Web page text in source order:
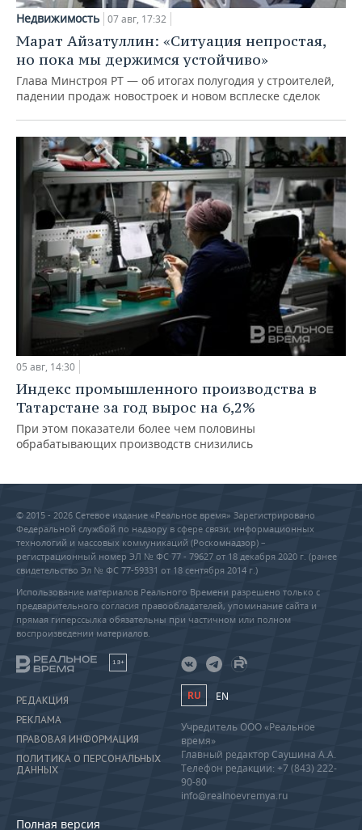
Недвижимость 07 авг, 17:32
Марат Айзатуллин: «Ситуация непростая,
но пока мы держимся устойчиво»
Глава Минстроя РТ — об итогах полугодия у строителей,
падении продаж новостроек и новом всплеске сделок
05 авг, 14:30
Индекс промышленного производства в
Татарстане за год вырос на 6,2%
При этом показатели более чем половины
обрабатывающих производств снизились
© 2015 - 2026 Сетевое издание «Реальное время» Зарегистрировано
Федеральной службой по надзору в сфере связи, информационных
технологий и массовых коммуникаций (Роскомнадзор) –
регистрационный номер ЭЛ № ФС 77 - 79627 от 18 декабря 2020 г. (ранее
свидетельство Эл № ФС 77-59331 от 18 сентября 2014 г.)
Использование материалов Реального Времени разрешено только с
предварительного согласия правообладателей, упоминание сайта и
прямая гиперссылка обязательны при частичном или полном
воспроизведении материалов.
18+
РЕДАКЦИЯ
РЕКЛАМА
ПРАВОВАЯ ИНФОРМАЦИЯ
ПОЛИТИКА О ПЕРСОНАЛЬНЫХ
ДАННЫХ
Полная версия
RU EN
Учредитель ООО «Реальное
время»
Главный редактор Саушина А.А.
Телефон редакции: +7 (843) 222-
90-80
info@realnoevremya.ru